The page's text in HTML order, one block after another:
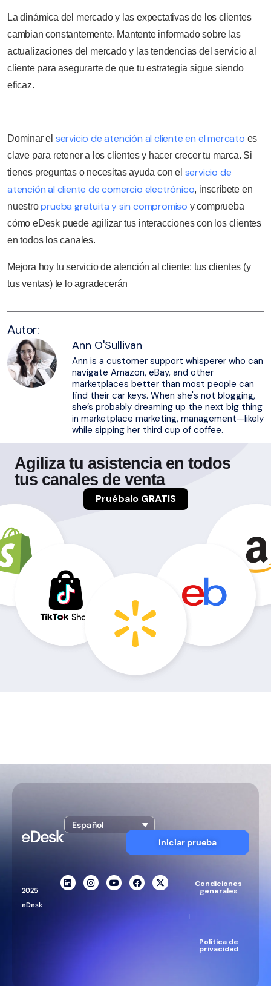
La dinámica del mercado y las expectativas de los clientes
cambian constantemente. Mantente informado sobre las
actualizaciones del mercado y las tendencias del servicio al
cliente para asegurarte de que tu estrategia sigue siendo
eficaz.
Dominar el servicio de atención al cliente en el mercato es
clave para retener a los clientes y hacer crecer tu marca. Si
tienes preguntas o necesitas ayuda con el servicio de
atención al cliente de comercio electrónico, inscríbete en
nuestroprueba gratuita y sin compromiso y comprueba
cómo eDesk puede agilizar tus interacciones con los clientes
en todos los canales.
Mejora hoy tu servicio de atención al cliente: tus clientes (y
tus ventas) te lo agradecerán
Autor:
Ann O'Sullivan
Ann is a customer support whisperer who can
navigate Amazon, eBay, and other
marketplaces better than most people can
find their car keys. When she's not blogging,
she’s probably dreaming up the next big thing
in marketplace marketing, management—likely
while sipping her third cup of coffee.
Agiliza tu asistencia en todos
tus canales de venta
Pruébalo GRATIS
Español
Iniciar prueba
2025
eDesk
Condiciones
generales
|
Política de
privacidad